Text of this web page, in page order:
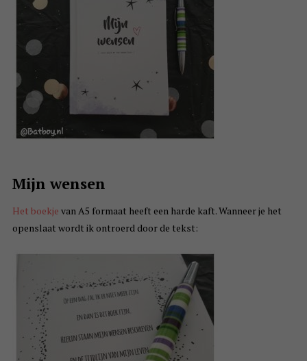
Mijn wensen
Het boekje van A5 formaat heeft een harde kaft. Wanneer je het
openslaat wordt ik ontroerd door de tekst: